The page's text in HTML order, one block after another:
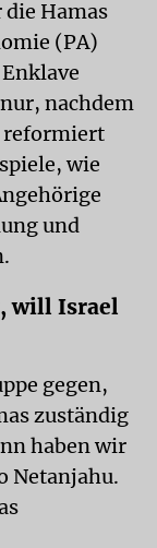
die Hamas
(PA)
nachdem
reformiert
wie
und
will Israel
gegen,
zuständig
haben wir
Netanjahu.